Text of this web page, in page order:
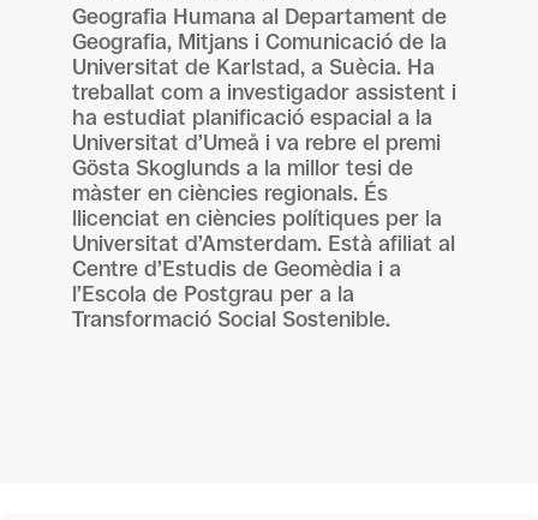
Geografia Humana al Departament de
Geografia, Mitjans i Comunicació de la
Universitat de Karlstad, a Suècia. Ha
treballat com a investigador assistent i
ha estudiat planificació espacial a la
Universitat d’Umeå i va rebre el premi
Gösta Skoglunds a la millor tesi de
màster en ciències regionals. És
llicenciat en ciències polítiques per la
Universitat d’Amsterdam. Està afiliat al
Centre d’Estudis de Geomèdia i a
l’Escola de Postgrau per a la
Transformació Social Sostenible.